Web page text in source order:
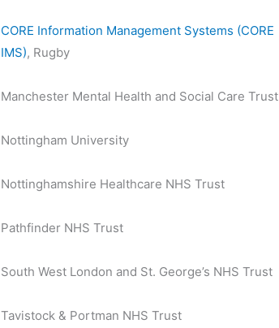
CORE Information Management Systems (CORE
IMS), Rugby
Manchester Mental Health and Social Care Trust
Nottingham University
Nottinghamshire Healthcare NHS Trust
Pathfinder NHS Trust
South West London and St. George’s NHS Trust
Tavistock & Portman NHS Trust